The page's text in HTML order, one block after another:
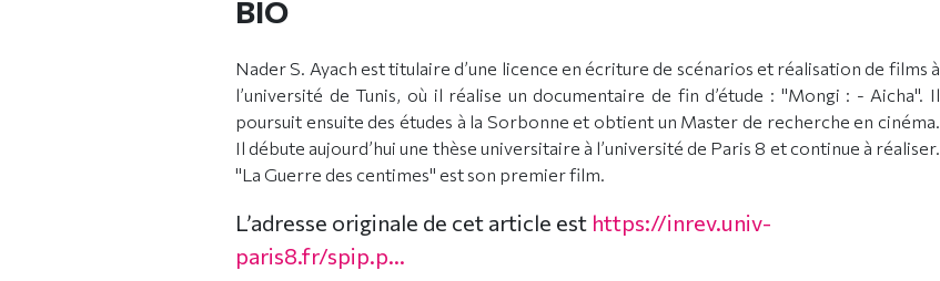
BIO
Nader S. Ayach est titulaire d’une licence en écriture de scénarios et réalisation de films à
l’université de Tunis, où il réalise un documentaire de fin d’étude : "Mongi : - Aicha". Il
poursuit ensuite des études à la Sorbonne et obtient un Master de recherche en cinéma.
Il débute aujourd’hui une thèse universitaire à l’université de Paris 8 et continue à réaliser.
"La Guerre des centimes" est son premier film.
L’adresse originale de cet article est https://inrev.univ-
paris8.fr/spip.p...